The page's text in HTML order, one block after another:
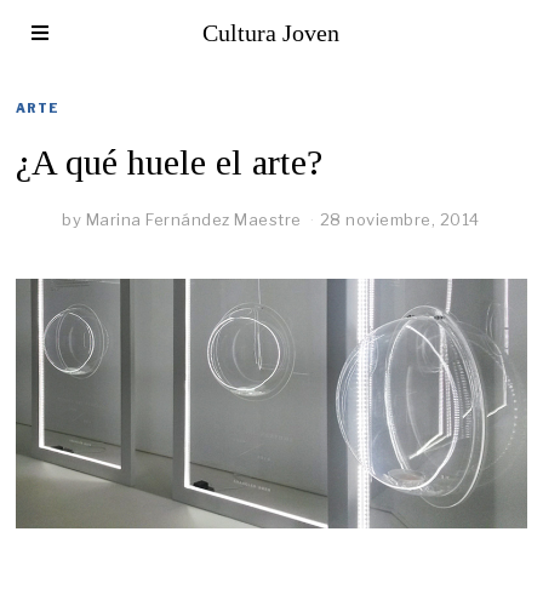
Cultura Joven
ARTE
¿A qué huele el arte?
by Marina Fernández Maestre 28 noviembre, 2014